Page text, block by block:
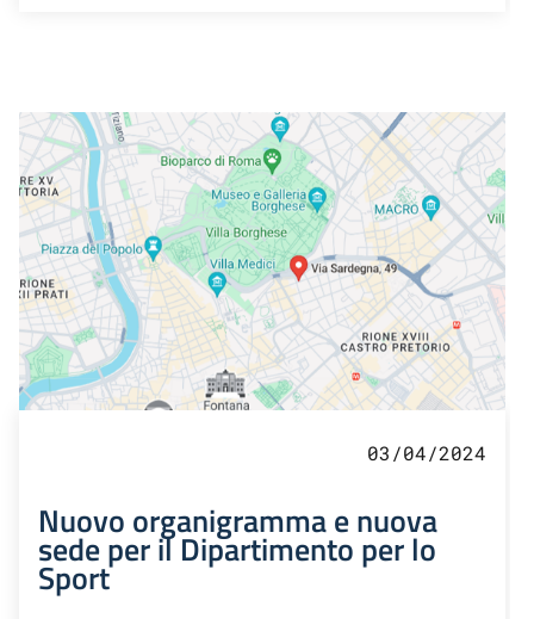
03/04/2024
Nuovo organigramma e nuova
sede per il Dipartimento per lo
Sport